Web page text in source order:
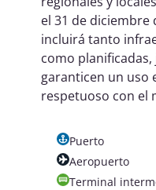
el 31 de diciembre
incluirá tanto
como
garanticen un uso
respetuoso con el
Puerto
Aeropuerto
Terminal